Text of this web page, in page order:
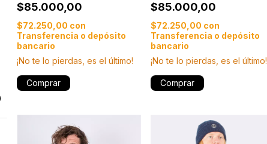
$85.000,00
$72.250,00 con
Transferencia o depósito
bancario
¡No te lo pierdas, es el último!
Comprar
$85.000,00
$72.250,00 con
Transferencia o depósito
bancario
¡No te lo pierdas, es el último!
Comprar